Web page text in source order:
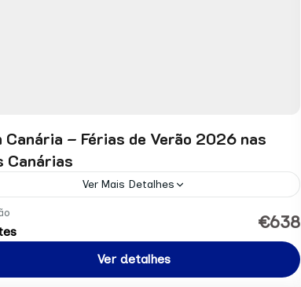
Canária – Férias de Verão 2026 nas
Canárias
Ver Mais Detalhes
por pessoa desde: 813 € Pedir Reserva
€638
Ver detalhes